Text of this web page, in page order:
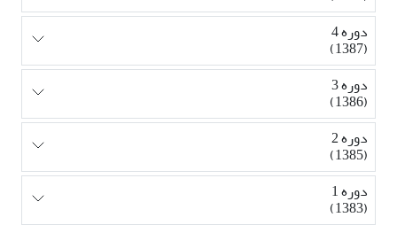
دوره 4
(1387)
دوره 3
(1386)
دوره 2
(1385)
دوره 1
(1383)